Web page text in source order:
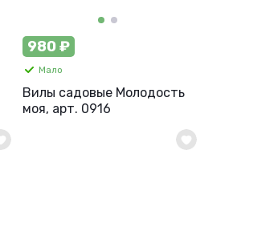
980 ₽
Мало
Вилы садовые Молодость
моя, арт. 0916